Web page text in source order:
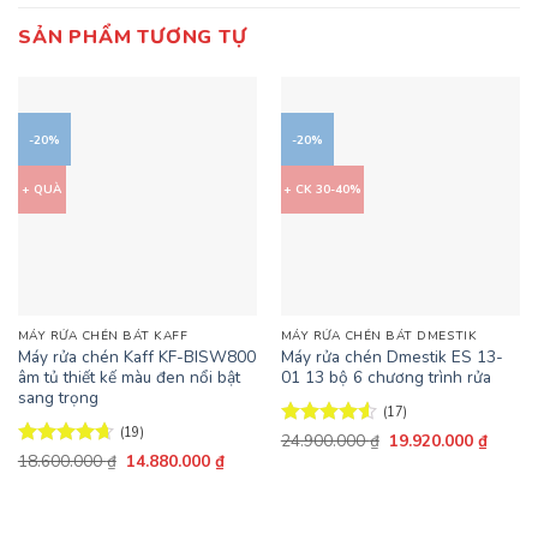
SẢN PHẨM TƯƠNG TỰ
-20%
+ QUÀ
MÁY RỬA CHÉN BÁT KAFF
Máy rửa chén Kaff KF-BISW800
âm tủ thiết kế màu đen nổi bật
sang trọng
Được xếp
(19)
18.600.000₫ Giá
14.880.000 ₫Giá
hiện
-20%
+ CK 30-40%
MÁY RỬA CHÉN BÁT DMESTIK
Máy rửa chén Dmestik ES 13-
01 13 bộ 6 chương trình rửa
Được xếp
(17)
24.900.000₫ Giá
19.920.000 ₫Giá
hiện